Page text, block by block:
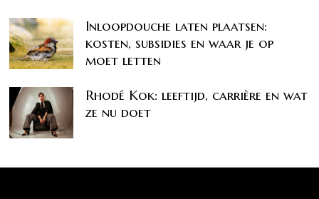
Inloopdouche laten plaatsen:
kosten, subsidies en waar je op
moet letten
Rhodé Kok: leeftijd, carrière en wat
ze nu doet